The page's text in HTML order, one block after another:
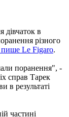
дівчаток в
різного
пише Le Figaro.
поранення", -
справ Тарек
в результаті
частині